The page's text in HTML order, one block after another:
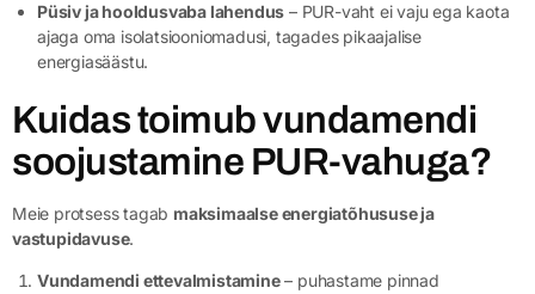
Püsiv ja hooldusvaba lahendus – PUR-vaht ei vaju ega kaota
ajaga oma isolatsiooniomadusi, tagades pikaajalise
energiasäästu.
Kuidas toimub vundamendi
soojustamine PUR-vahuga?
Meie protsess tagab maksimaalse energiatõhususe ja
vastupidavuse.
Vundamendi ettevalmistamine– puhastame pinnad